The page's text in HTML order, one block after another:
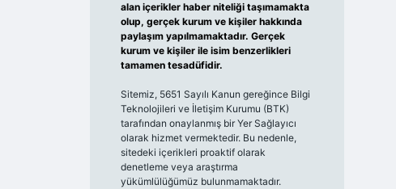
alan içerikler haber niteliği taşımamakta
olup, gerçek kurum ve kişiler hakkında
paylaşım yapılmamaktadır. Gerçek
kurum ve kişiler ile isim benzerlikleri
tamamen tesadüfidir.
Sitemiz, 5651 Sayılı Kanun gereğince Bilgi
Teknolojileri ve İletişim Kurumu (BTK)
tarafından onaylanmış bir Yer Sağlayıcı
olarak hizmet vermektedir. Bu nedenle,
sitedeki içerikleri proaktif olarak
denetleme veya araştırma
yükümlülüğümüz bulunmamaktadır.